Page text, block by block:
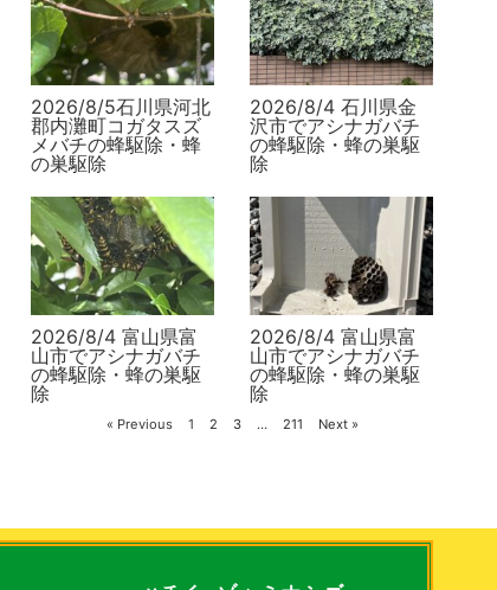
2026/8/5石川県河北
郡内灘町コガタスズ
メバチの蜂駆除・蜂
の巣駆除
2026/8/4 石川県金
沢市でアシナガバチ
の蜂駆除・蜂の巣駆
除
2026/8/4 富山県富
山市でアシナガバチ
の蜂駆除・蜂の巣駆
除
2026/8/4 富山県富
山市でアシナガバチ
の蜂駆除・蜂の巣駆
除
« Previous 1 2 3 … 211 Next »